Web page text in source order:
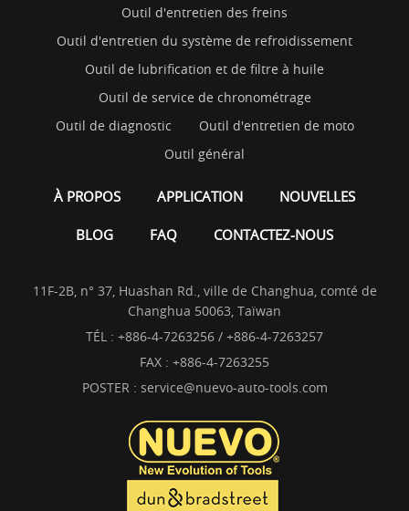
Outil d'entretien des freins
Outil d'entretien du système de refroidissement
Outil de lubrification et de filtre à huile
Outil de service de chronométrage
Outil de diagnostic
Outil d'entretien de moto
Outil général
À PROPOS APPLICATION NOUVELLES
BLOG FAQ CONTACTEZ-NOUS
11F-2B, n° 37, Huashan Rd., ville de Changhua, comté de
Changhua 50063, Taïwan
TÉL : +886-4-7263256 / +886-4-7263257
FAX : +886-4-7263255
POSTER : service@nuevo-auto-tools.com